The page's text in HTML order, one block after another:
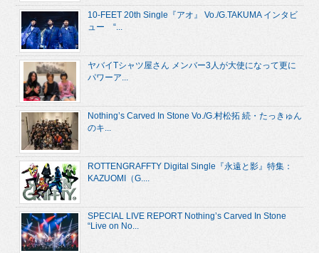
10-FEET 20th Single『アオ』 Vo./G.TAKUMA インタビ
ュー “...
ヤバイTシャツ屋さん メンバー3人が大使になって更に
パワーア...
Nothing’s Carved In Stone Vo./G.村松拓 続・たっきゅん
のキ...
ROTTENGRAFFTY Digital Single『永遠と影』特集：
KAZUOMI（G....
SPECIAL LIVE REPORT Nothing’s Carved In Stone
“Live on No...